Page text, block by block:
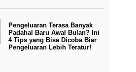
Pengeluaran Terasa Banyak
Padahal Baru Awal Bulan? Ini
4 Tips yang Bisa Dicoba Biar
Pengeluaran Lebih Teratur!